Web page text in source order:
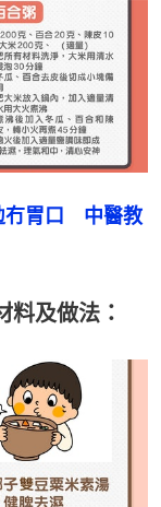
胃口　中醫教
料及做法：